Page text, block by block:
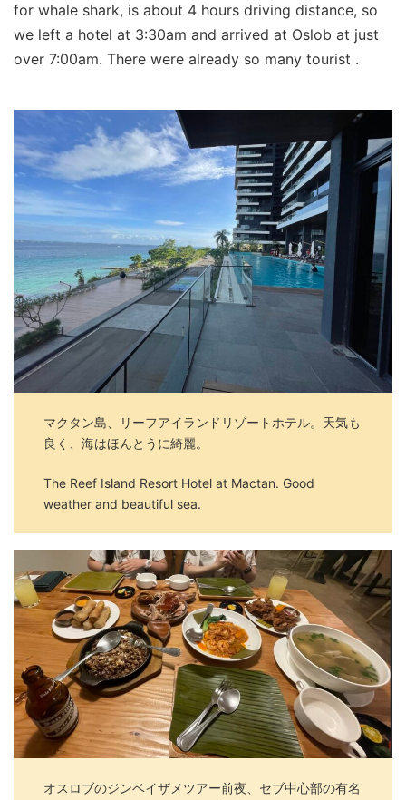
for whale shark, is about 4 hours driving distance, so
we left a hotel at 3:30am and arrived at Oslob at just
over 7:00am. There were already so many tourist .
マクタン島、リーフアイランドリゾートホテル。天気も
良く、海はほんとうに綺麗。
The Reef Island Resort Hotel at Mactan. Good
weather and beautiful sea.
オスロブのジンベイザメツアー前夜、セブ中心部の有名